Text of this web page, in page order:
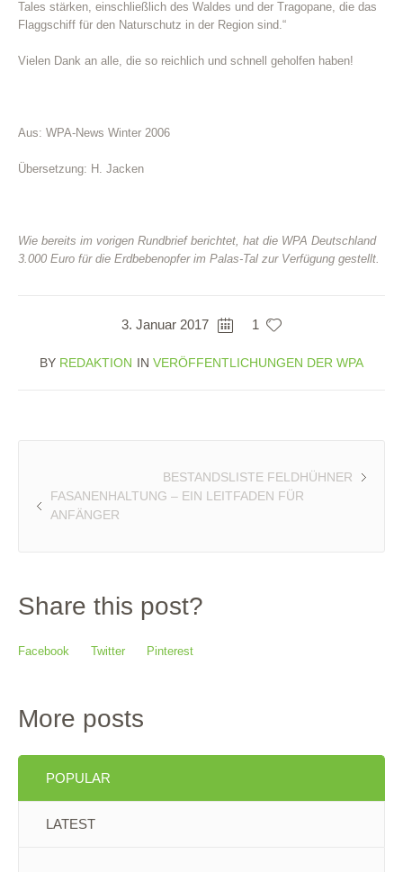
Tales stärken, einschließlich des Waldes und der Tragopane, die das
Flaggschiff für den Naturschutz in der Region sind.“
Vielen Dank an alle, die so reichlich und schnell geholfen haben!
Aus: WPA-News Winter 2006
Übersetzung: H. Jacken
Wie bereits im vorigen Rundbrief berichtet, hat die WPA Deutschland
3.000 Euro für die Erdbebenopfer im Palas-Tal zur Verfügung gestellt.
3. Januar 2017 1
BY REDAKTION IN VERÖFFENTLICHUNGEN DER WPA
BESTANDSLISTE FELDHÜHNER
FASANENHALTUNG – EIN LEITFADEN FÜR
ANFÄNGER
Share this post?
Facebook Twitter Pinterest
More posts
POPULAR
LATEST